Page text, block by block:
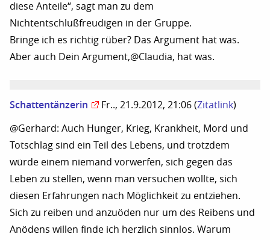
diese Anteile“, sagt man zu dem
Nichtentschlußfreudigen in der Gruppe.
Bringe ich es richtig rüber? Das Argument hat was.
Aber auch Dein Argument,@Claudia, hat was.
Schattentänzerin Fr.., 21.9.2012, 21:06 (Zitatlink)
@Gerhard: Auch Hunger, Krieg, Krankheit, Mord und
Totschlag sind ein Teil des Lebens, und trotzdem
würde einem niemand vorwerfen, sich gegen das
Leben zu stellen, wenn man versuchen wollte, sich
diesen Erfahrungen nach Möglichkeit zu entziehen.
Sich zu reiben und anzuöden nur um des Reibens und
Anödens willen finde ich herzlich sinnlos. Warum